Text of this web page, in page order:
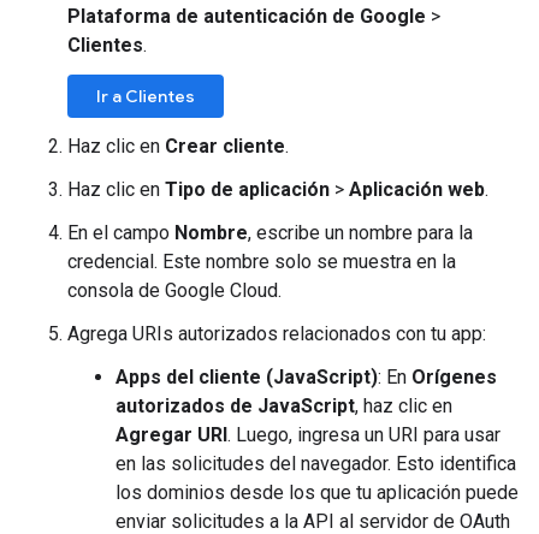
Plataforma de autenticación de Google >
Clientes.
Ir a Clientes
Haz clic en Crear cliente.
Haz clic en Tipo de aplicación > Aplicación web.
En el campo Nombre, escribe un nombre para la
credencial. Este nombre solo se muestra en la
consola de Google Cloud.
Agrega URIs autorizados relacionados con tu app:
Apps del cliente (JavaScript): En Orígenes
autorizados de JavaScript, haz clic en
Agregar URI. Luego, ingresa un URI para usar
en las solicitudes del navegador. Esto identifica
los dominios desde los que tu aplicación puede
enviar solicitudes a la API al servidor de OAuth